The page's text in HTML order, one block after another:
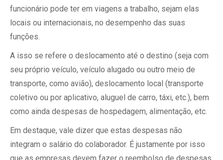
funcionário pode ter em viagens a trabalho, sejam elas
locais ou internacionais, no desempenho das suas
funções.
A isso se refere o deslocamento até o destino (seja com
seu próprio veículo, veículo alugado ou outro meio de
transporte, como avião), deslocamento local (transporte
coletivo ou por aplicativo, aluguel de carro, táxi, etc.), bem
como ainda despesas de hospedagem, alimentação, etc.
Em destaque, vale dizer que estas despesas não
integram o salário do colaborador. É justamente por isso